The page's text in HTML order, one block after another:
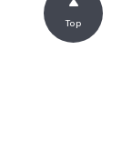
Top